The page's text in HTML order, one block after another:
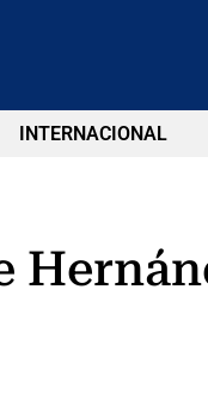
INTERNACIONAL